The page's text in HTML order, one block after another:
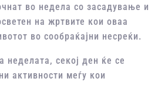
во недела со засадување и
на жртвите кои оваа
во сообраќајни несреќи.
неделата, секој ден ќе се
активности меѓу кои